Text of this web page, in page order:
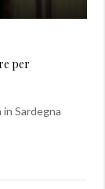
per
Sardegna